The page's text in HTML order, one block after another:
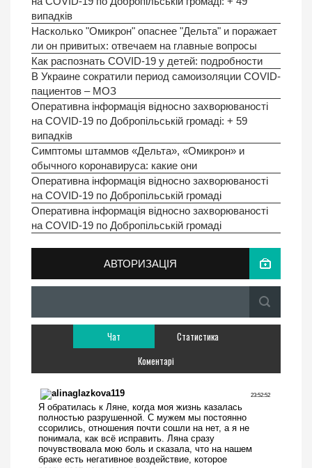
випадків
Насколько "Омикрон" опаснее "Дельта" и поражает
ли он привитых: отвечаем на главные вопросы
Как распознать COVID-19 у детей: подробности
В Украине сократили период самоизоляции COVID-
пациентов – МОЗ
Оперативна інформація відносно захворюваності
на COVID-19 по Добропільській громаді: + 59
випадків
Симптомы штаммов «Дельта», «Омикрон» и
обычного коронавируса: какие они
Оперативна інформація відносно захворюваності
на COVID-19 по Добропільській громаді
Оперативна інформація відносно захворюваності
на COVID-19 по Добропільській громаді
АВТОРИЗАЦІЯ
Чат
Статистика
Коментарі